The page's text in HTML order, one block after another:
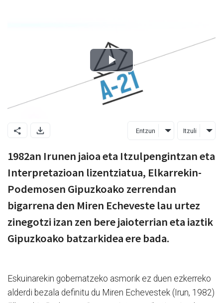
Entzun Itzuli
1982an Irunen jaioa eta Itzulpengintzan eta
Interpretazioan lizentziatua, Elkarrekin-
Podemosen Gipuzkoako zerrendan
bigarrena den Miren Echeveste lau urtez
zinegotzi izan zen bere jaioterrian eta iaztik
Gipuzkoako batzarkidea ere bada.
Eskuinarekin gobernatzeko asmorik ez duen ezkerreko
alderdi bezala definitu du Miren Echevestek (Irun, 1982)